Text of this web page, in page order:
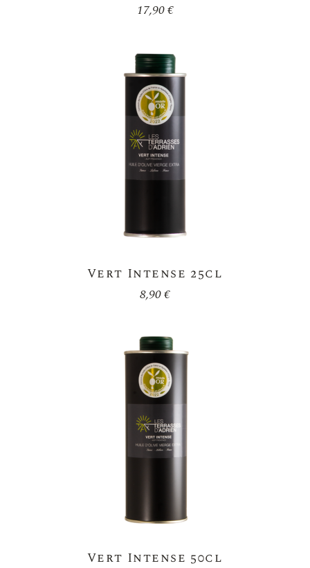
17,90€
Vert Intense 25cl
8,90€
Vert Intense 50cl